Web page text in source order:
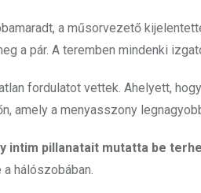
a műsorvezető
a pár. A teremben mindenki
fordulatot vettek. Ahelyett,
amely a menyasszony
intim pillanatait mutatta be
hálószobában.